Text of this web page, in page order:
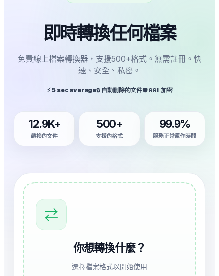
即時轉換任何檔案
免費線上檔案轉換器，支援500+格式。無需註冊。快
速、安全、私密。
⚡ 5 sec average🔒 自動刪除的文件🛡️ SSL加密
12.9K+
轉換的文件
500+
支援的格式
99.9%
服務正常運作時間
⇄
你想轉換什麼？
選擇檔案格式以開始使用